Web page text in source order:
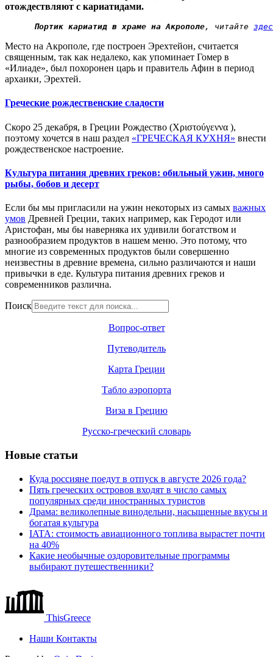
отождествляют с кариатидами.
Портик кариатид в храме на Акрополе, читайте
Место на Акрополе, где построен Эрехтейон, считается
священным, так как недалеко, как упоминает Гомер в
«Илиаде», был похоронен царь и правитель Афин в период
архаики, Эрехтей.
Греческие рождественские сладости
Скоро 25 декабря, в Греции Рождество (Χριστούγεννα ),
поэтому хочется в наш раздел «ГРЕЧЕСКАЯ КУХНЯ» внести
рождественское настроение.
Культура питания древних греков: обильный ужин, много
рыбы, бобов и десерт
Если бы мы пригласили на ужин некоторых из самых важных
умов Древней Греции, таких например, как Геродот или
Аристофан, мы бы наверняка их удивили богатством и
разнообразием продуктов в нашем меню. Это потому, что
многие из современных продуктов были совершенно
неизвестны в древние времена, сильно различаются и наши
привычки в еде. Культура питания древних греков и
современников различна.
Поиск
Вопрос-ответ
Путеводитель
Карта Греции
Табло аэропорта
Виза в Грецию
Русско-греческий словарь
Новые статьи
Куда россияне поедут в отпуск в августе 2026 года?
Пять греческих островов входят в число самых
популярных среди иностранных туристов
Драма: великолепные винодельни, насыщенные вкусы и
богатая культура
IATA: стоимость авиационного топлива вырастет почти
на 40%
Какие необычные оздоровительные программы
выбирают путешественники?
ThisGreece
Наши Контакты